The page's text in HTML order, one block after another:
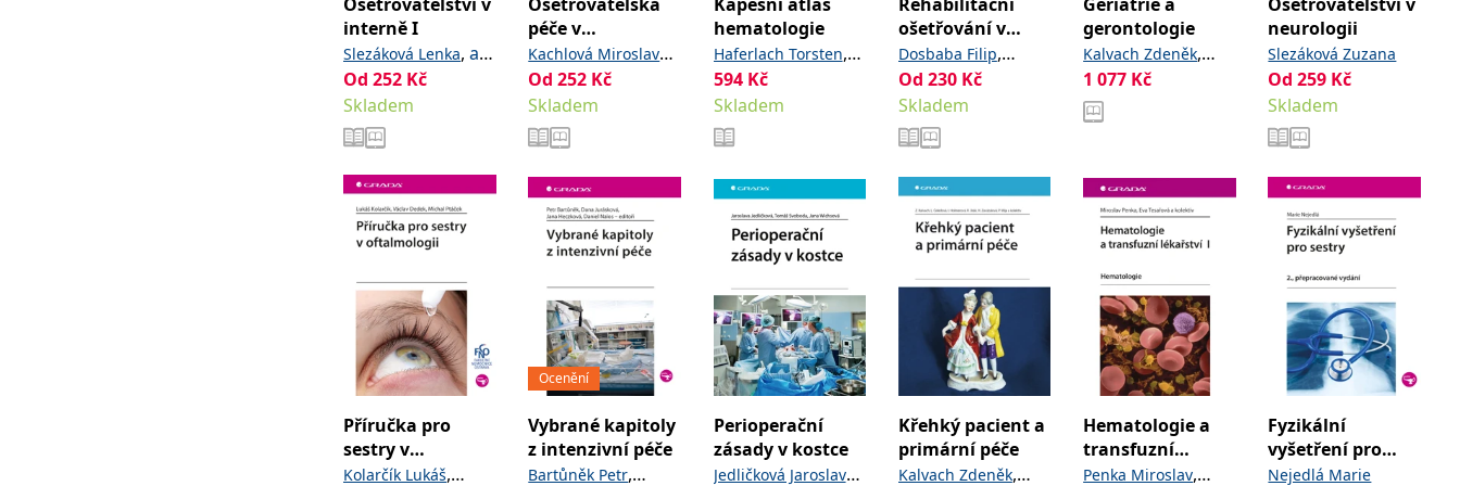
interně I
Slezáková Lenka, a
kolektiv
Od 252 Kč
Skladem
péče v
neonatologii
Kachlová Miroslava,
Kučová Jana
Petrášová Veronika
Od252 Kč
Skladem
hematologie
Haferlach Torsten,
Bacher Ulrike
Harald,Diem Heinz
594 Kč
Skladem
ošetřování v
klinické praxi
Dosbaba Filip,
Křížová Dagmar
Hartman Martin
kolektiv
Od 230 Kč
Skladem
gerontologie
Kalvach Zdeněk,
Zadák Zdeněk
Roman
1 077 Kč
neurologii
Slezáková Zuzana
Od259 Kč
Skladem
Příručka pro
sestry v
oftalmologii
Kolarčík Lukáš,
Ocenění
Vybrané kapitoly
z intenzivní péče
Bartůněk Petr,
Perioperační
zásady v kostce
Jedličková Jaroslava,
Křehký pacient a
primární péče
Kalvach Zdeněk,
Hematologie a
transfuzní
lékařství I
Penka Miroslav,
Fyzikální
vyšetření pro
sestry
Nejedlá Marie